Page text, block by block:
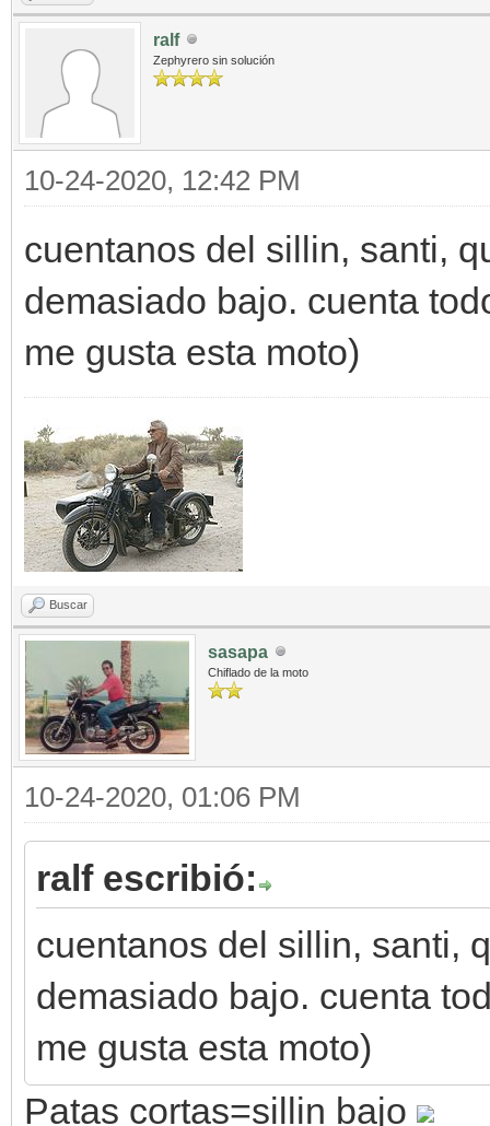
ralf
Zephyrero sin solución
10-24-2020, 12:42 PM
cuentanos del sillin, santi,
demasiado bajo. cuenta
me gusta esta moto)
Buscar
sasapa
Chiflado de la moto
10-24-2020, 01:06 PM
ralf escribió:
cuentanos del sillin, santi,
demasiado bajo. cuenta
me gusta esta moto)
Patas cortas=sillin bajo